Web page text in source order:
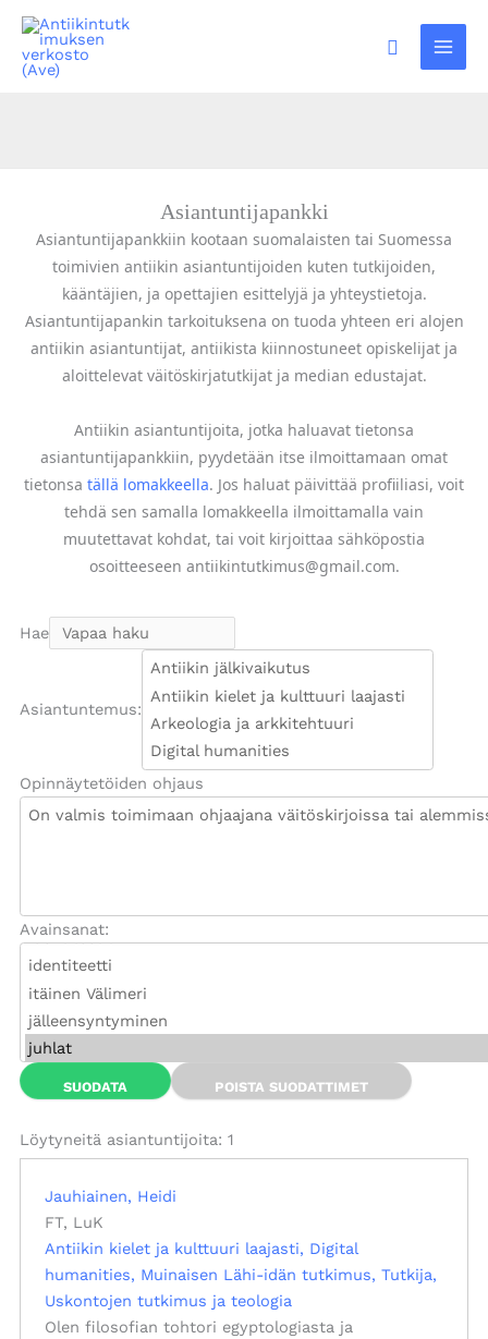
Siirry
sisältöön
Hae
Asiantuntijapankki
Asiantuntijapankkiin kootaan suomalaisten tai Suomessa
toimivien antiikin asiantuntijoiden kuten tutkijoiden,
kääntäjien, ja opettajien esittelyjä ja yhteystietoja.
Asiantuntijapankin tarkoituksena on tuoda yhteen eri alojen
antiikin asiantuntijat, antiikista kiinnostuneet opiskelijat ja
aloittelevat väitöskirjatutkijat ja median edustajat.
Antiikin asiantuntijoita, jotka haluavat tietonsa
asiantuntijapankkiin, pyydetään itse ilmoittamaan omat
tietonsa tällä lomakkeella. Jos haluat päivittää profiiliasi, voit
tehdä sen samalla lomakkeella ilmoittamalla vain
muutettavat kohdat, tai voit kirjoittaa sähköpostia
osoitteeseen antiikintutkimus@gmail.com.
Hae
Asiantuntemus:
Opinnäytetöiden ohjaus
Avainsanat:
Löytyneitä asiantuntijoita: 1
Jauhiainen, Heidi
FT, LuK
Antiikin kielet ja kulttuuri laajasti
Digital
humanities
Muinaisen Lähi-idän tutkimus Tutkija
Uskontojen tutkimus ja teologia
Olen filosofian tohtori egyptologiasta ja